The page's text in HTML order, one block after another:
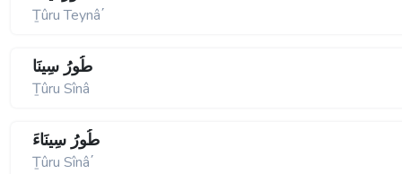
Ṯûru Teynâ΄
طُورُ سِينَا
Ṯûru Sînâ
طُورُ سِينَاءَ
Ṯûru Sînâ΄